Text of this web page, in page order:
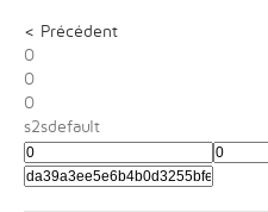
< Précédent
0
0
0
s2sdefault